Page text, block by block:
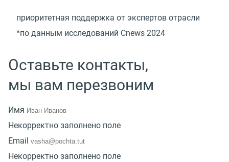
приоритетная поддержка от экспертов отрасли
*по данным исследований Cnews 2024
Оставьте контакты,
мы вам перезвоним
Имя
Некорректно заполнено поле
Email
Некорректно заполнено поле